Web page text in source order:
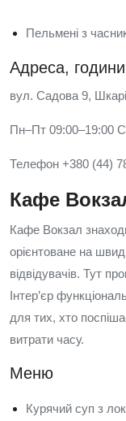
Пельмені з
Адреса,
вул. Садова 9,
Пн–Пт 09:00–19:00
Телефон +380 (44)
Кафе
Кафе Вокзал
орієнтоване на
відвідувачів. Тут
Інтер’єр
для тих, хто
витрати часу.
Меню
Курячий суп з